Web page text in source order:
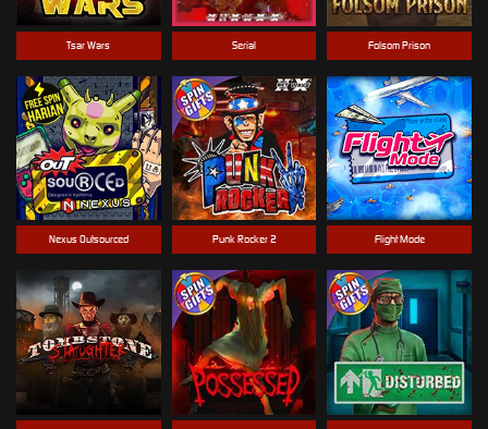
Tsar Wars
Punk Rocker 2
Nexus Outsourced
Folsom Prison
Flight Mode
Serial